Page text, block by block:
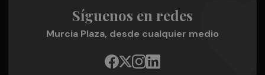
Síguenos en redes
Murcia Plaza, desde cualquier medio